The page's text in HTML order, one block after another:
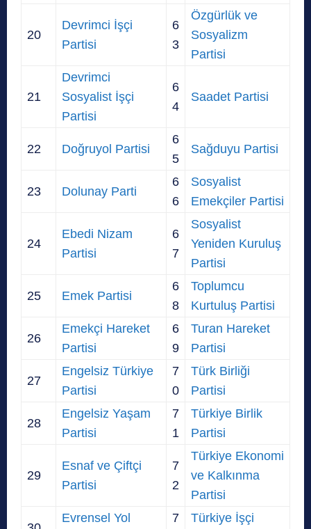
20
Devrimci İşçi
Partisi
6
3
Özgürlük ve
Sosyalizm
Partisi
21
Devrimci
Sosyalist İşçi
Partisi
6
4
Saadet Partisi
22 Doğruyol Partisi
6
5
Sağduyu Partisi
23 Dolunay Parti
6
6
Sosyalist
Emekçiler Partisi
24
Ebedi Nizam
Partisi
6
7
Sosyalist
Yeniden Kuruluş
Partisi
25 Emek Partisi
6
8
Toplumcu
Kurtuluş Partisi
26
Emekçi Hareket
Partisi
6
9
Turan Hareket
Partisi
27
Engelsiz Türkiye
Partisi
7
0
Türk Birliği
Partisi
28
Engelsiz Yaşam
Partisi
7
1
Türkiye Birlik
Partisi
29
Esnaf ve Çiftçi
Partisi
7
2
Türkiye Ekonomi
ve Kalkınma
Partisi
Evrensel Yol 7 Türkiye İşçi